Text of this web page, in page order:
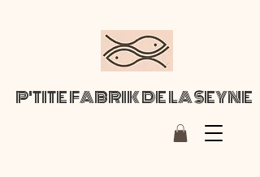
P'TITE FABRIK DE LA SEYNE